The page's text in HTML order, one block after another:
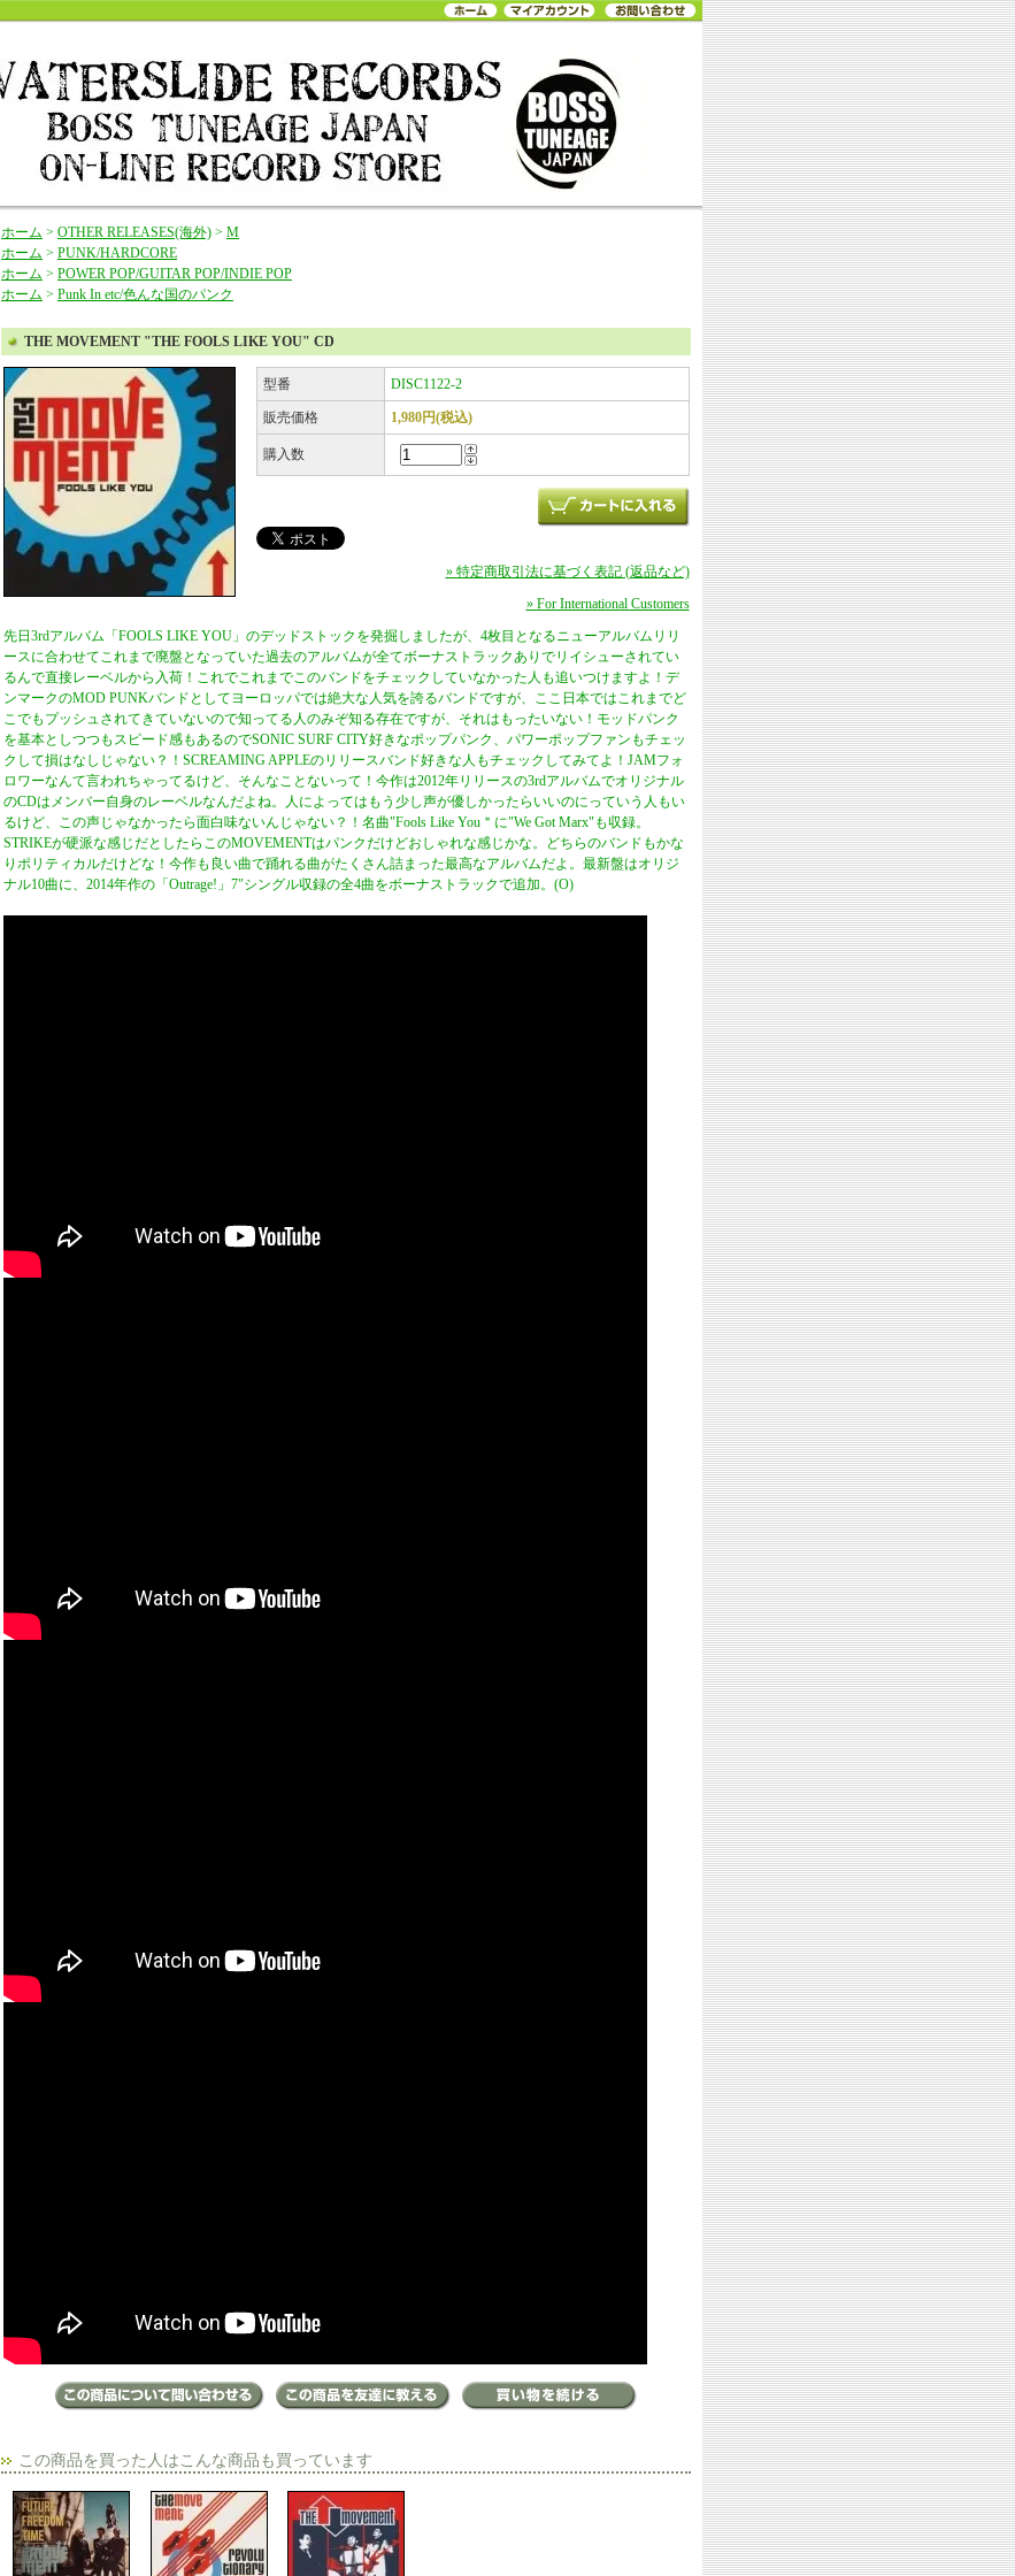
ホーム > OTHER RELEASES(海外) > M
ホーム > PUNK/HARDCORE
ホーム > POWER POP/GUITAR POP/INDIE POP
ホーム > Punk In etc/色んな国のパンク
THE MOVEMENT "THE FOOLS LIKE YOU" CD
型番 DISC1122-2
販売価格 1,980円(税込)
購入数
» 特定商取引法に基づく表記 (返品など)
» For International Customers
先日3rdアルバム「FOOLS LIKE YOU」のデッドストックを発掘しましたが、4枚目となるニューアルバムリリ
ースに合わせてこれまで廃盤となっていた過去のアルバムが全てボーナストラックありでリイシューされてい
るんで直接レーベルから入荷！これでこれまでこのバンドをチェックしていなかった人も追いつけますよ！デ
ンマークのMOD PUNKバンドとしてヨーロッパでは絶大な人気を誇るバンドですが、ここ日本ではこれまでど
こでもプッシュされてきていないので知ってる人のみぞ知る存在ですが、それはもったいない！モッドパンク
を基本としつつもスピード感もあるのでSONIC SURF CITY好きなポップパンク、パワーポップファンもチェッ
クして損はなしじゃない？！SCREAMING APPLEのリリースバンド好きな人もチェックしてみてよ！JAMフォ
ロワーなんて言われちゃってるけど、そんなことないって！今作は2012年リリースの3rdアルバムでオリジナル
のCDはメンバー自身のレーベルなんだよね。人によってはもう少し声が優しかったらいいのにっていう人もい
るけど、この声じゃなかったら面白味ないんじゃない？！名曲"Fools Like You＂に"We Got Marx"も収録。
STRIKEが硬派な感じだとしたらこのMOVEMENTはパンクだけどおしゃれな感じかな。どちらのバンドもかな
りポリティカルだけどな！今作も良い曲で踊れる曲がたくさん詰まった最高なアルバムだよ。最新盤はオリジ
ナル10曲に、2014年作の「Outrage!」7"シングル収録の全4曲をボーナストラックで追加。(O)
この商品を買った人はこんな商品も買っています